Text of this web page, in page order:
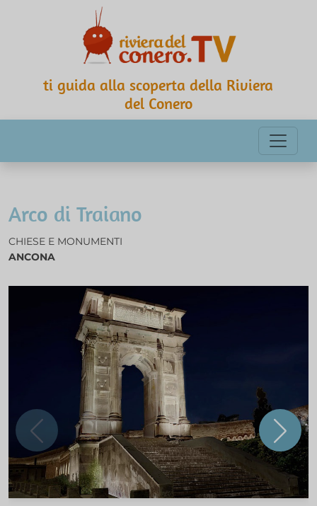
ti guida alla scoperta della Riviera
del Conero
Arco di Traiano
CHIESE E MONUMENTI
ANCONA